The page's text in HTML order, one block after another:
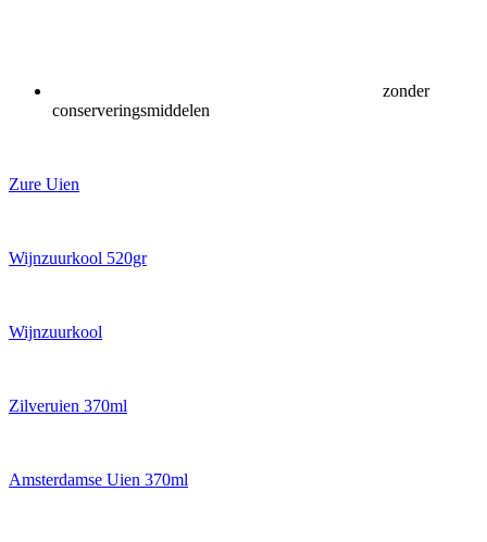
zonder
conserveringsmiddelen
Zure Uien
Wijnzuurkool 520gr
Wijnzuurkool
Zilveruien 370ml
Amsterdamse Uien 370ml